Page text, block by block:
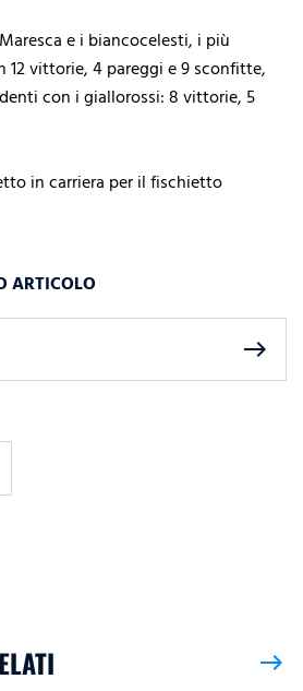
e i biancocelesti, i più
12 vittorie, 4 pareggi e 9 sconfitte,
con i giallorossi: 8 vittorie, 5
in carriera per il fischietto
ARTICOLO
east
east